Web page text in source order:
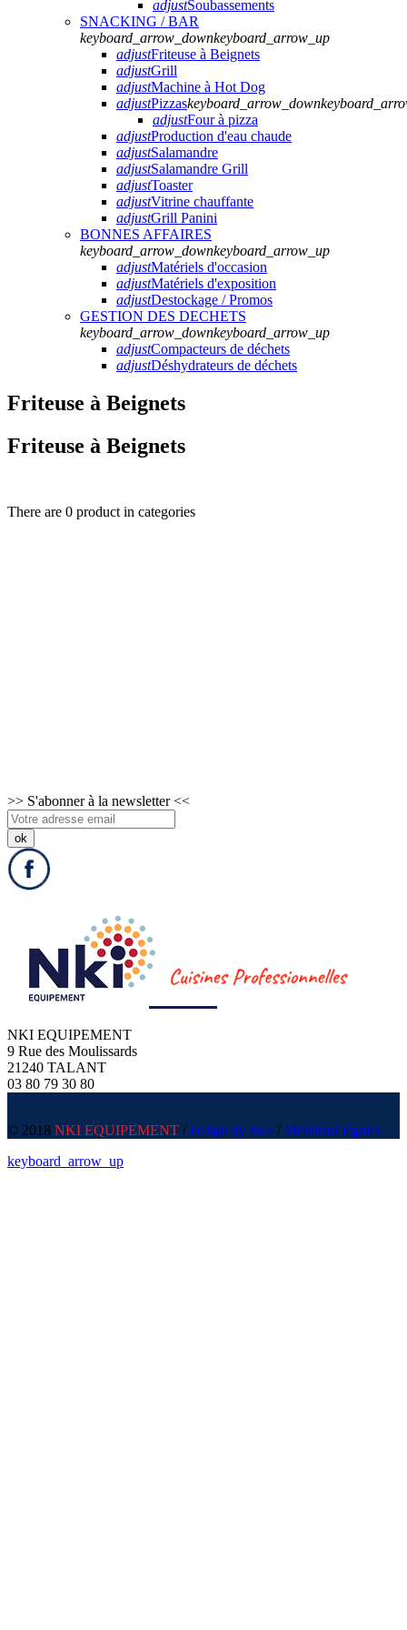
adjustSoubassements
SNACKING / BAR
keyboard_arrow_downkeyboard_arrow_up
adjustFriteuse à Beignets
adjustGrill
adjustMachine à Hot Dog
adjustPizzaskeyboard_arrow_down
adjustFour à pizza
adjustProduction d'eau chaude
adjustSalamandre
adjustSalamandre Grill
adjustToaster
adjustVitrine chauffante
adjustGrill Panini
BONNES AFFAIRES
keyboard_arrow_downkeyboard_arrow_up
adjustMatériels d'occasion
adjustMatériels d'exposition
adjustDestockage / Promos
GESTION DES DECHETS
keyboard_arrow_downkeyboard_arrow_up
adjustCompacteurs de déchets
adjustDéshydrateurs de déchets
Friteuse à Beignets
Friteuse à Beignets
There are 0 product in categories
>> S'abonner à la newsletter<<
NKI EQUIPEMENT
9 Rue des Moulissards
21240 TALANT
03 80 79 30 80
© 2018 NKI EQUIPEMENT / design by bwa / Mentions légales
keyboard_arrow_up